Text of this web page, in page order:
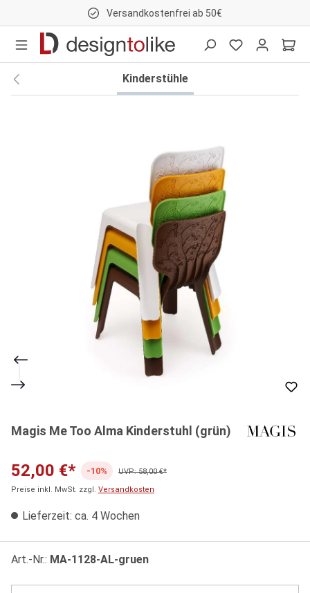
Versandkostenfrei ab 50€
Kinderstühle
Magis Me Too Alma Kinderstuhl (grün)
52,00 €* -10%
UVP: 58,00 €*
Preise inkl. MwSt. zzgl. Versandkosten
Lieferzeit: ca. 4 Wochen
Art.-Nr.: MA-1128-AL-gruen